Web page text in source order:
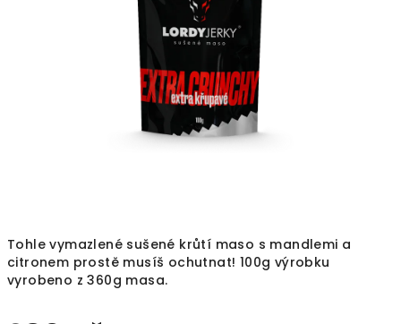
Tohle vymazlené sušené krůtí maso s mandlemi a
citronem prostě musíš ochutnat! 100g výrobku
vyrobeno z 360g masa.